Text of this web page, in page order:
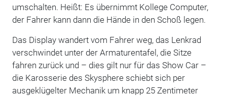
umschalten. Heißt: Es übernimmt Kollege Computer,
der Fahrer kann dann die Hände in den Schoß legen.
Das Display wandert vom Fahrer weg, das Lenkrad
verschwindet unter der Armaturentafel, die Sitze
fahren zurück und – dies gilt nur für das Show Car –
die Karosserie des Skysphere schiebt sich per
ausgeklügelter Mechanik um knapp 25 Zentimeter